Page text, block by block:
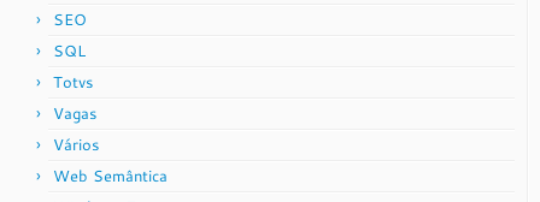
SEO
SQL
Totvs
Vagas
Vários
Web Semântica